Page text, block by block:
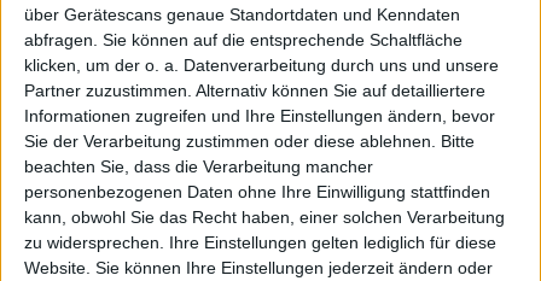
über Gerätescans genaue Standortdaten und Kenndaten
abfragen. Sie können auf die entsprechende Schaltfläche
klicken, um der o. a. Datenverarbeitung durch uns und unsere
Partner zuzustimmen. Alternativ können Sie auf detailliertere
Informationen zugreifen und Ihre Einstellungen ändern, bevor
Sie der Verarbeitung zustimmen oder diese ablehnen.
Bitte
beachten Sie, dass die Verarbeitung mancher
personenbezogenen Daten ohne Ihre Einwilligung stattfinden
kann, obwohl Sie das Recht haben, einer solchen Verarbeitung
zu widersprechen. Ihre Einstellungen gelten lediglich für diese
Website. Sie können Ihre Einstellungen jederzeit ändern oder